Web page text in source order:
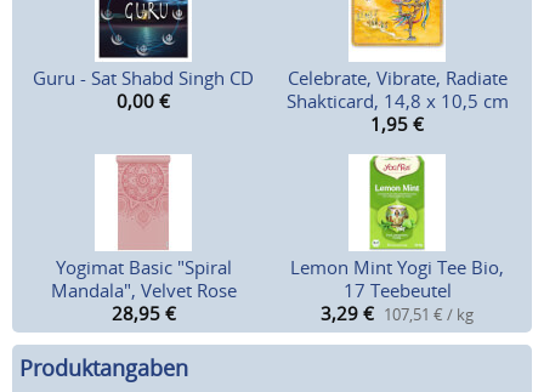
Guru - Sat Shabd Singh CD
0,00 €
Celebrate, Vibrate, Radiate
Shakticard, 14,8 x 10,5 cm
1,95 €
Yogimat Basic "Spiral
Mandala", Velvet Rose
28,95 €
Lemon Mint Yogi Tee Bio,
17 Teebeutel
3,29 € 107,51 € / kg
Produktangaben